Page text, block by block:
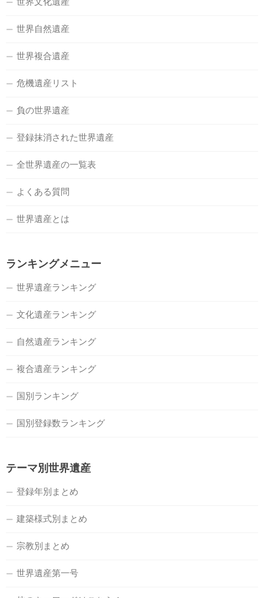
世界自然遺産
世界複合遺産
危機遺産リスト
負の世界遺産
登録抹消された世界遺産
全世界遺産の一覧表
よくある質問
世界遺産とは
ランキングメニュー
世界遺産ランキング
文化遺産ランキング
自然遺産ランキング
複合遺産ランキング
国別ランキング
国別登録数ランキング
テーマ別世界遺産
登録年別まとめ
建築様式別まとめ
宗教別まとめ
世界遺産第一号